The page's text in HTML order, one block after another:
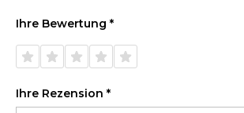
Ihre Bewertung *
1 von
5 Sternen
2 von
5 Sternen
3 von
5 Sternen
4 von
5 Sternen
5 von
5 Sternen
Ihre Rezension *